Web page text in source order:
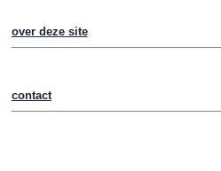
over deze site
contact